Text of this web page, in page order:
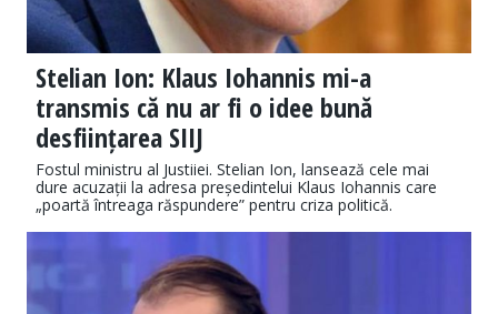
Stelian Ion: Klaus Iohannis mi-a
transmis că nu ar fi o idee bună
desființarea SIIJ
Fostul ministru al Justiiei. Stelian Ion, lansează cele mai
dure acuzații la adresa președintelui Klaus Iohannis care
„poartă întreaga răspundere” pentru criza politică.